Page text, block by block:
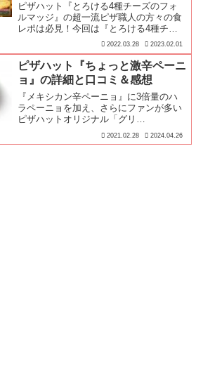
ピザハット『とろける4種チーズのフォ
ルマッジ』の超一流ピザ職人の方々の食
レポは必見！今回は『とろける4種チー
ズのフォルマッジ』に対する①一流ピザ
職人さん達のコメント、②実際に食べた
感想、③商品詳細、④みんなの口コミを
お届けします♪
2022.03.28 2023.02.01
ピザハット『ちょっと激辛ペーニ
ョ』の詳細と口コミ＆感想
『メキシカン辛ペーニョ』に3倍量のハ
ラペーニョを加え、さらにファンが多い
ピザハットオリジナル「グリ…
2021.02.28 2024.04.26